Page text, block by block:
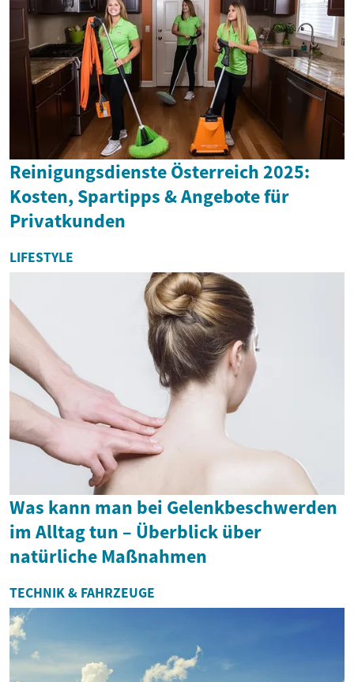
Reinigungsdienste Österreich 2025:
Kosten, Spartipps & Angebote für
Privatkunden
LIFESTYLE
Was kann man bei Gelenkbeschwerden
im Alltag tun – Überblick über
natürliche Maßnahmen
TECHNIK & FAHRZEUGE